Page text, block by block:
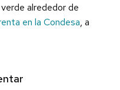
alrededor de
en la Condesa, a